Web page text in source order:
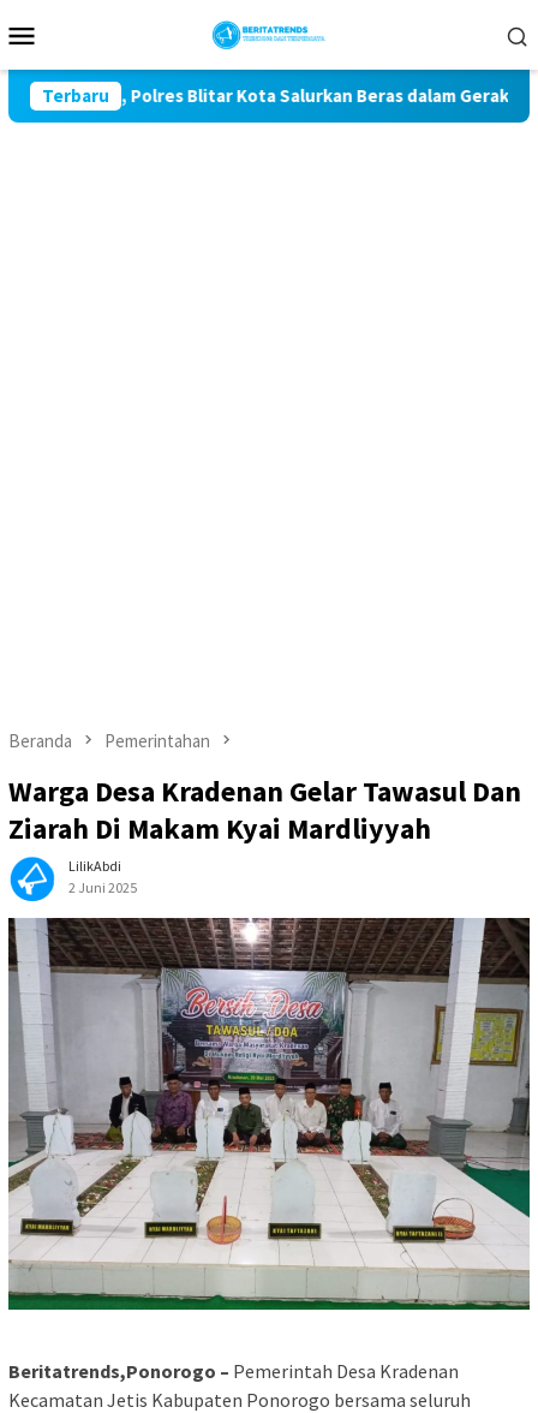
ke
Mobile
Terbaru
ke-81, Polres Blitar Kota Salurkan Beras dalam Gerakan Pangan
Beranda Pemerintahan
Warga Desa Kradenan Gelar Tawasul Dan
Ziarah Di Makam Kyai Mardliyyah
LilikAbdi
2 Juni 2025
Beritatrends,Ponorogo – Pemerintah Desa Kradenan
Kecamatan Jetis Kabupaten Ponorogo bersama seluruh